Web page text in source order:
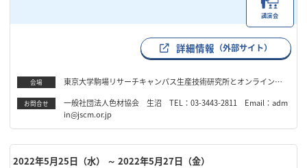
講演会
詳細情報 （外部サイト）
会場
東京大学駒場リサーチキャンパス生産技術研究所とオンライン（Z
お問合せ
一般社団法人色材協会 生沼 TEL：03-3443-2811 Email：adm
in@jscm.or.jp
2022年5月25日（水） ～ 2022年5月27日（金）